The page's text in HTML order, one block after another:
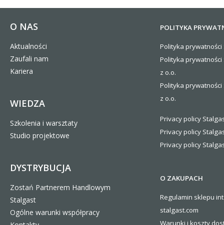
O NAS
Aktualności
Zaufali nam
Kariera
WIEDZA
Szkolenia i warsztaty
Studio projektowe
DYSTRYBUCJA
Zostań Partnerem Handlowym
Stalgast
Ogólne warunki współpracy
POLITYKA
Polityka prywatności
Polityka
z o.o.
Polityka
z o.o.
Privacy policy
Privacy policy
Privacy policy
O ZAKUPACH
Regulamin sklepu
stalgast.com
Warunki i koszty